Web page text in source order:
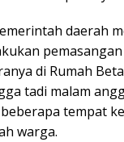
daerah
di Rumah
tadi malam
tempat
warga.